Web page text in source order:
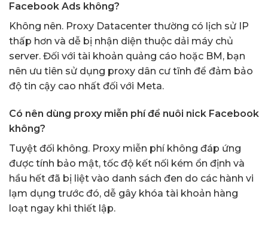
Facebook Ads không?
Không nên. Proxy Datacenter thường có lịch sử IP
thấp hơn và dễ bị nhận diện thuộc dải máy chủ
server. Đối với tài khoản quảng cáo hoặc BM, bạn
nên ưu tiên sử dụng proxy dân cư tĩnh để đảm bảo
độ tin cậy cao nhất đối với Meta.
Có nên dùng proxy miễn phí để nuôi nick Facebook
không?
Tuyệt đối không. Proxy miễn phí không đáp ứng
được tính bảo mật, tốc độ kết nối kém ổn định và
hầu hết đã bị liệt vào danh sách đen do các hành vi
lạm dụng trước đó, dễ gây khóa tài khoản hàng
loạt ngay khi thiết lập.